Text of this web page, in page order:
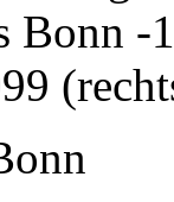
Bonn